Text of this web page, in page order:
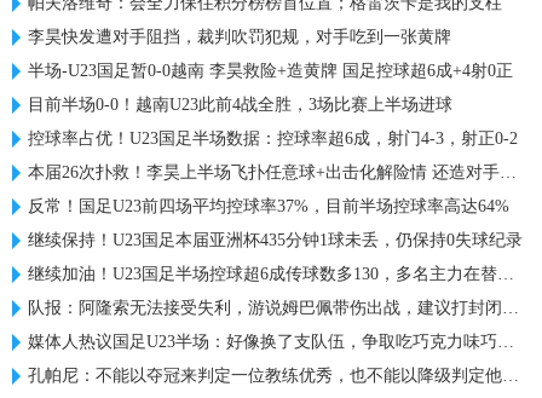
李昊快发遭对手阻挡，裁判吹罚犯规，对手吃到一张黄牌
半场-U23国足暂0-0越南 李昊救险+造黄牌 国足控球超6成+4射0正
目前半场0-0！越南U23此前4战全胜，3场比赛上半场进球
控球率占优！U23国足半场数据：控球率超6成，射门4-3，射正0-2
本届26次扑救！李昊上半场飞扑任意球+出击化解险情 还造对手一黄
反常！国足U23前四场平均控球率37%，目前半场控球率高达64%
继续保持！U23国足本届亚洲杯435分钟1球未丢，仍保持0失球纪录
继续加油！U23国足半场控球超6成传球数多130，多名主力在替补席
队报：阿隆索无法接受失利，游说姆巴佩带伤出战，建议打封闭被拒
媒体人热议国足U23半场：好像换了支队伍，争取吃巧克力味巧克力
孔帕尼：不能以夺冠来判定一位教练优秀，也不能以降级判定他糟糕